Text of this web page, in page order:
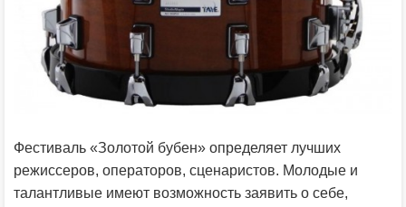
Фестиваль «Золотой бубен» определяет лучших
режиссеров, операторов, сценаристов. Молодые и
талантливые имеют возможность заявить о себе,